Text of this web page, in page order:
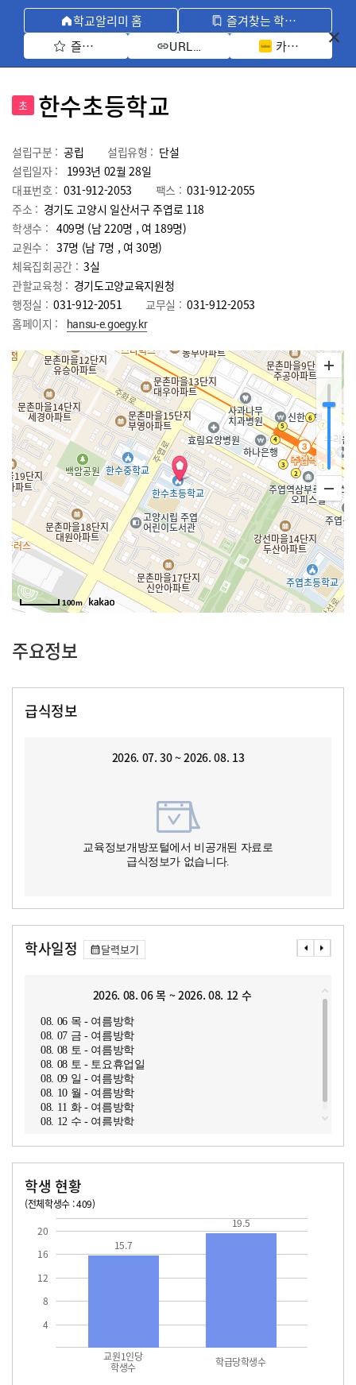
학교알리미 홈
즐겨찾는 학교 모아보기
즐겨찾기 선택
URL 복사 카카오톡 공유
초 한수초등학교
설립구분 : 공립 설립유형 : 단설
설립일자 :
1993년 02월 28일
대표번호 : 031-912-2053 팩스 : 031-912-2055
주소 : 경기도 고양시 일산서구 주엽로 118
학생수 : 409명 (남 220명 , 여 189명)
교원수 : 37명 (남 7명 , 여30명)
체육집회공간 : 3실
관할교육청 : 경기도고양교육지원청
행정실 : 031-912-2051 교무실 : 031-912-2053
홈페이지 :
hansu-e.goegy.kr
100m
주요정보
급식정보
2026. 07. 30 ~ 2026. 08. 13
교육정보개방포털에서 비공개된 자료로
급식정보가 없습니다.
학사일정 달력보기
2026. 08. 06 목 ~ 2026. 08. 12 수
08. 06 목 - 여름방학
08. 07 금 - 여름방학
08. 08 토 - 여름방학
08. 08 토 - 토요휴업일
08. 09 일 - 여름방학
08. 10 월 - 여름방학
08. 11 화 - 여름방학
08. 12 수 - 여름방학
학생 현황
(전체학생수 : 409)
4
8
12
16
20
교원1인당
학생수 학급당학생수
15.7
19.5